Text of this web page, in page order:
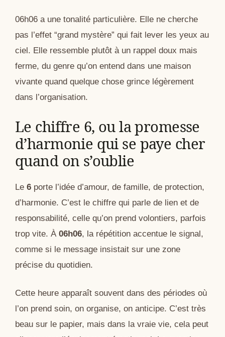
06h06 a une tonalité particulière. Elle ne cherche
pas l’effet “grand mystère” qui fait lever les yeux au
ciel. Elle ressemble plutôt à un rappel doux mais
ferme, du genre qu’on entend dans une maison
vivante quand quelque chose grince légèrement
dans l’organisation.
Le chiffre 6, ou la promesse
d’harmonie qui se paye cher
quand on s’oublie
Le 6 porte l’idée d’amour, de famille, de protection,
d’harmonie. C’est le chiffre qui parle de lien et de
responsabilité, celle qu’on prend volontiers, parfois
trop vite. À 06h06, la répétition accentue le signal,
comme si le message insistait sur une zone
précise du quotidien.
Cette heure apparaît souvent dans des périodes où
l’on prend soin, on organise, on anticipe. C’est très
beau sur le papier, mais dans la vraie vie, cela peut